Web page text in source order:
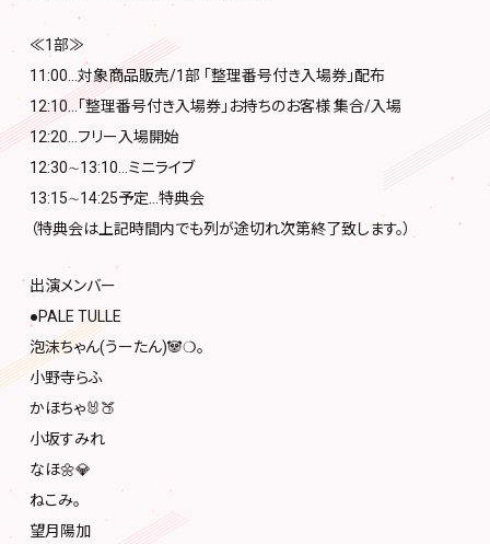
≪1部≫
11:00…対象商品販売/1部 「整理番号付き入場券」配布
12:10…「整理番号付き入場券」お持ちのお客様 集合/入場
12:20…フリー入場開始
12:30∼13:10…ミニライブ
13:15∼14:25予定…特典会
（特典会は上記時間内でも列が途切れ次第終了致します。）
出演メンバー
●PALE TULLE
泡沫ちゃん(うーたん)🐼❍｡
小野寺らふ
かほちゃ🐰🍑
小坂すみれ
なほ🌼💎️
ねこみ。
望月陽加